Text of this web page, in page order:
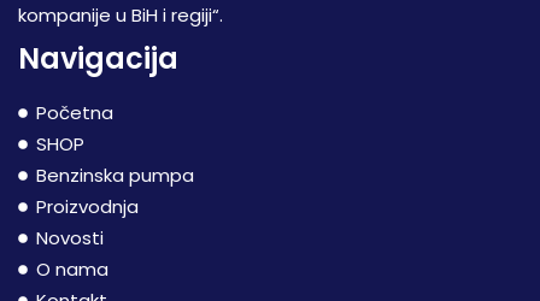
kompanije u BiH i regiji“.
Navigacija
Početna
SHOP
Benzinska pumpa
Proizvodnja
Novosti
O nama